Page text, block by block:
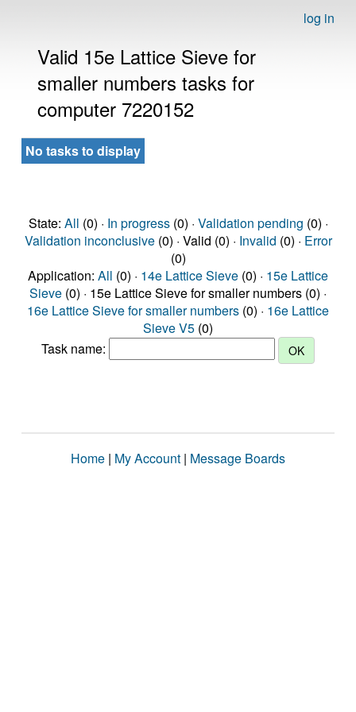
log in
Valid 15e Lattice Sieve for
smaller numbers tasks for
computer 7220152
No tasks to display
State: All (0) · In progress(0) · Validation pending (0) ·
Validation inconclusive(0) · Valid (0) · Invalid (0) · Error
(0)
Application: All (0) · 14e Lattice Sieve (0) · 15e Lattice
Sieve (0) · 15e Lattice Sieve for smaller numbers (0) ·
16e Lattice Sieve for smaller numbers (0) · 16e Lattice
Sieve V5 (0)
Task name:
Home | My Account | Message Boards